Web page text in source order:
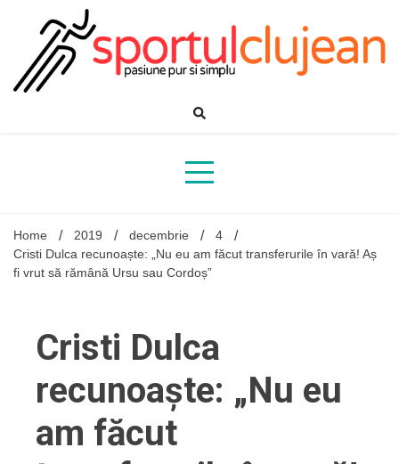
Home 2019 decembrie
4
Cristi Dulca recunoaște: „Nu eu am făcut transferurile în vară! Aș
fi vrut să rămână Ursu sau Cordoș”
Cristi Dulca
recunoaște: „Nu eu
am făcut